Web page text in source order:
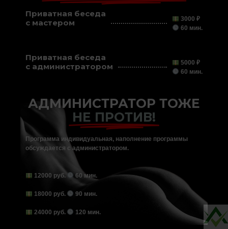
Приватная беседа
с мастером
3000 ₽
60 мин.
Приватная беседа
с администратором
5000 ₽
60 мин.
АДМИНИСТРАТОР ТОЖЕ
НЕ ПРОТИВ!
Программа индивидуальная, наполнение программы
обсуждается с администратором.
12000 руб. 60 мин.
18000 руб. 90 мин.
24000 руб. 120 мин.